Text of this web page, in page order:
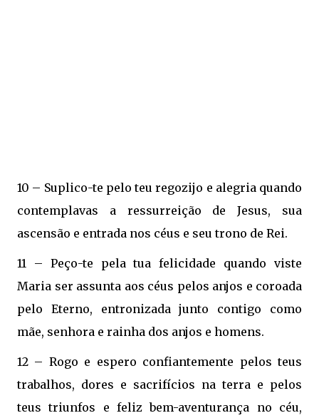
10 – Suplico-te pelo teu regozijo e alegria quando
contemplavas a ressurreição de Jesus, sua
ascensão e entrada nos céus e seu trono de Rei.
11 – Peço-te pela tua felicidade quando viste
Maria ser assunta aos céus pelos anjos e coroada
pelo Eterno, entronizada junto contigo como
mãe, senhora e rainha dos anjos e homens.
12 – Rogo e espero confiantemente pelos teus
trabalhos, dores e sacrifícios na terra e pelos
teus triunfos e feliz bem-aventurança no céu,